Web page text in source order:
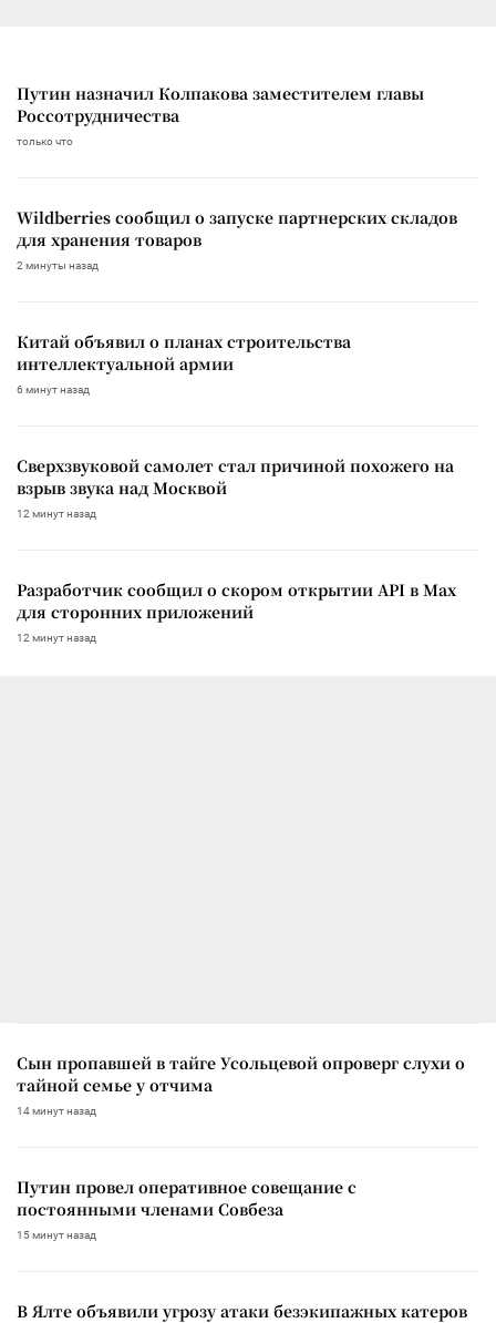
Путин назначил Колпакова заместителем главы
Россотрудничества
только что
Wildberries сообщил о запуске партнерских складов
для хранения товаров
2 минуты назад
Китай объявил о планах строительства
интеллектуальной армии
6 минут назад
Сверхзвуковой самолет стал причиной похожего на
взрыв звука над Москвой
12 минут назад
Разработчик сообщил о скором открытии API в Max
для сторонних приложений
12 минут назад
Сын пропавшей в тайге Усольцевой опроверг слухи о
тайной семье у отчима
14 минут назад
Путин провел оперативное совещание с
постоянными членами Совбеза
15 минут назад
В Ялте объявили угрозу атаки безэкипажных катеров